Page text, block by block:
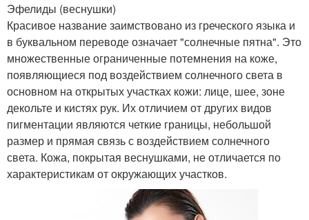
Эфелиды (веснушки)
Красивое название заимствовано из греческого языка и
в буквальном переводе означает "солнечные пятна". Это
множественные ограниченные потемнения на коже,
появляющиеся под воздействием солнечного света в
основном на открытых участках кожи: лице, шее, зоне
декольте и кистях рук. Их отличием от других видов
пигментации являются четкие границы, небольшой
размер и прямая связь с воздействием солнечного
света. Кожа, покрытая веснушками, не отличается по
характеристикам от окружающих участков.